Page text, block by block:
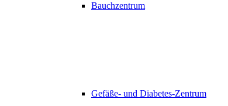
Bauchzentrum
Gefäße- und Diabetes-Zentrum